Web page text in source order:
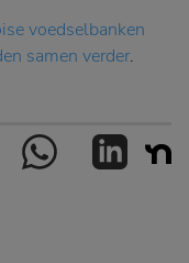
voedselbanken
samen verder.